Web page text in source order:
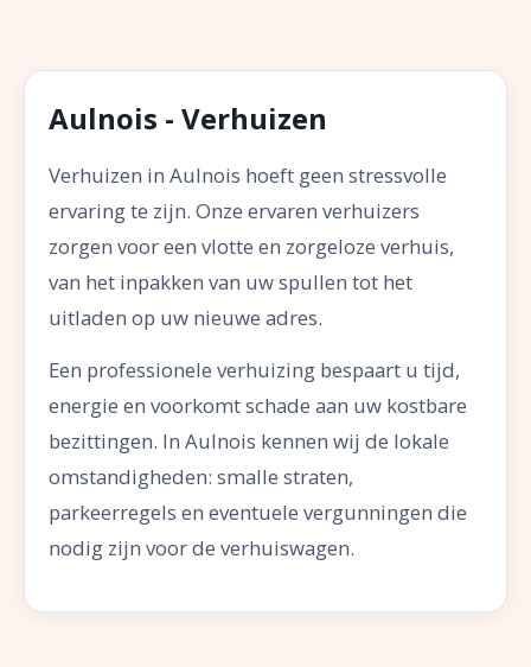
Aulnois - Verhuizen
Verhuizen in Aulnois hoeft geen stressvolle
ervaring te zijn. Onze ervaren verhuizers
zorgen voor een vlotte en zorgeloze verhuis,
van het inpakken van uw spullen tot het
uitladen op uw nieuwe adres.
Een professionele verhuizing bespaart u tijd,
energie en voorkomt schade aan uw kostbare
bezittingen. In Aulnois kennen wij de lokale
omstandigheden: smalle straten,
parkeerregels en eventuele vergunningen die
nodig zijn voor de verhuiswagen.